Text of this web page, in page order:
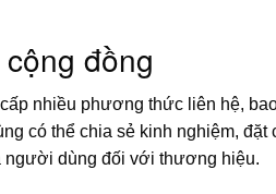
đồng
nhiều phương thức liên hệ,
có thể chia sẻ kinh nghiệm,
dùng đối với thương hiệu.